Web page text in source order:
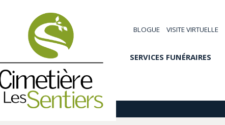
BLOGUE VISITE VIRTUELLE
SERVICES FUNÉRAIRES